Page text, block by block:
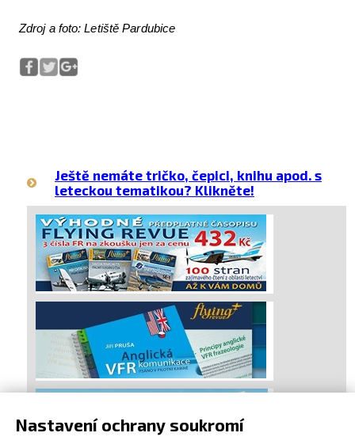
Zdroj a foto: Letiště Pardubice
Ještě nemáte tričko, čepici, knihu apod. s
leteckou tematikou? Klikněte!
Nastavení ochrany soukromí